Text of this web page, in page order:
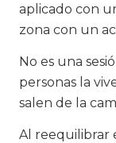
aplicado con
zona con un
No es una
personas la
salen de la
Al reequilibrar